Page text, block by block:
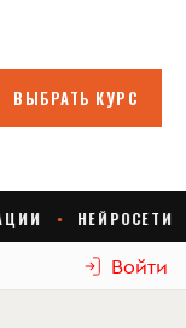
Войти